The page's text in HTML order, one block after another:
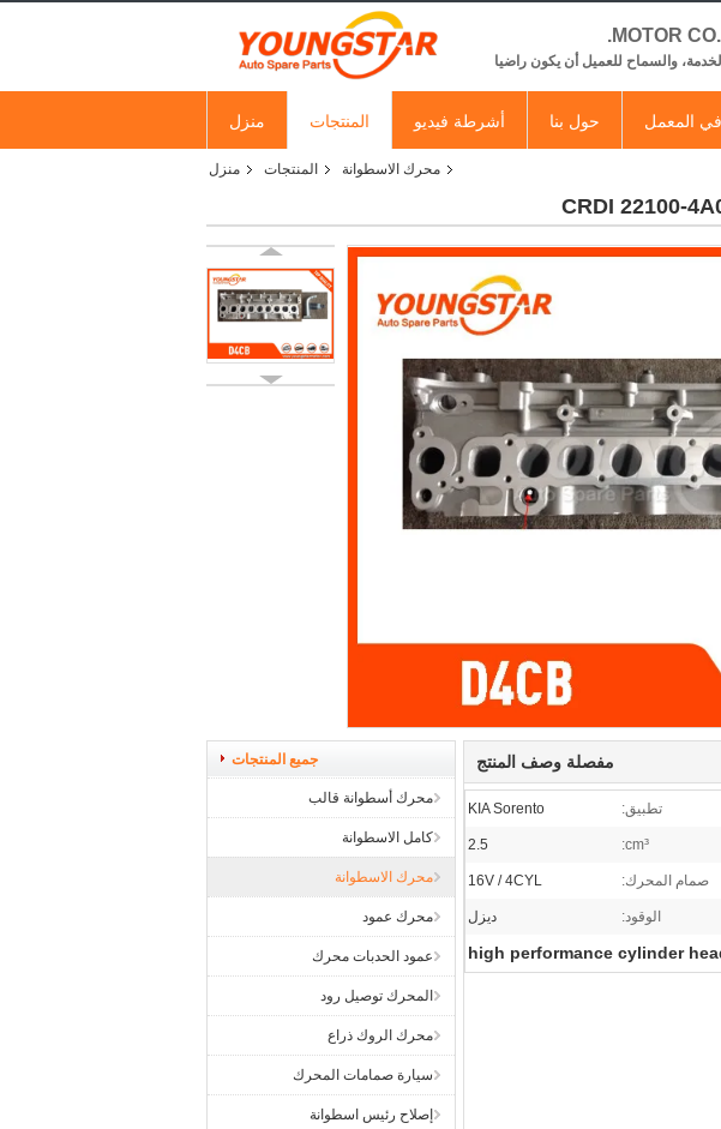
والسماح للعميل أن يكون راضيا
منزل المنتجات أشرطة فيديو حول بنا المعمل
منزل المنتجات محرك الاسطوانة
جميع المنتجات
محرك أسطوانة قالب
كامل الاسطوانة
محرك الاسطوانة
محرك عمود
عمود الحدبات محرك
المحرك توصيل رود
محرك الروك ذراع
سيارة صمامات المحرك
إصلاح رئيس اسطوانة
مفصلة وصف المنتج
تطبيق: KIA Sorento
cm³:
2.5
صمام المحرك: 16V / 4CYL
الوقود: ديزل
high performance cylinder